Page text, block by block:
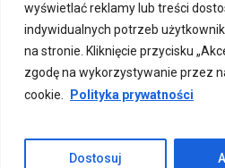
wyświetlać reklamy lub treści
indywidualnych potrzeb
na stronie. Kliknięcie przycisku
zgodę na wykorzystywanie przez
cookie.
Polityka prywatności
Dostosuj
DEKLARACJA
© Copyright 2025